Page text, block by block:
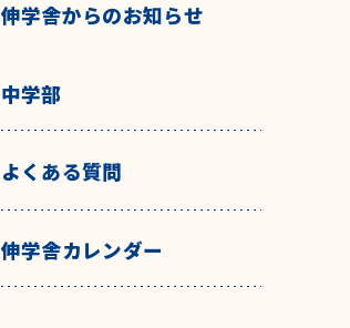
伸学舎からのお知らせ
中学部
よくある質問
伸学舎カレンダー